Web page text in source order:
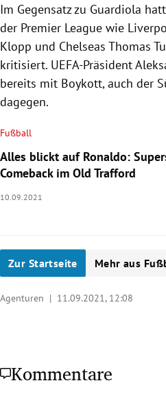
Im Gegensatz zu Guardiola
der Premier League wie
Klopp und Chelseas Thomas
kritisiert. UEFA-Präsident
bereits mit Boykott, auch der
dagegen.
Fußball
Alles blickt auf Ronaldo:
Comeback im Old Trafford
10.09.2021
Zur Startseite Mehr aus
Agenturen | 11.09.2021, 12:08
Kommentare